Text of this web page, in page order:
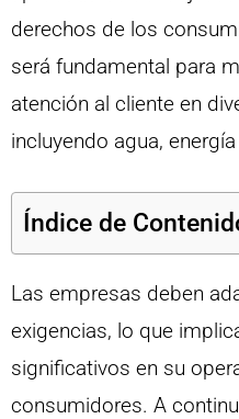
derechos de los
será fundamental para
atención al cliente en
incluyendo agua,
Índice de
Las empresas deben
exigencias, lo que
significativos en su
consumidores. A